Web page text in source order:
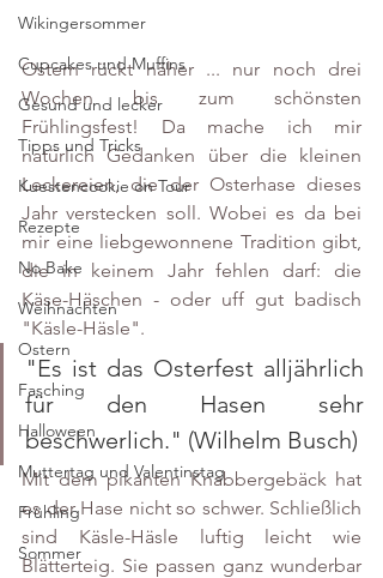
Wikingersommer
Cupcakes und Muffins
Gesund und lecker
Tipps und Tricks
Kuestencookie on Tour
Rezepte
No Bake
Weihnachten
Ostern
Fasching
Halloween
Muttertag und Valentinstag
Frühling
Sommer
Ostern rückt näher ... nur noch drei
Wochen bis zum schönsten
Frühlingsfest! Da mache ich mir
natürlich Gedanken über die kleinen
Leckereien, die der Osterhase dieses
Jahr verstecken soll. Wobei es da bei
mir eine liebgewonnene Tradition gibt,
die in keinem Jahr fehlen darf: die
Käse-Häschen - oder uff gut badisch
"Käsle-Häsle".
"Es ist das Osterfest alljährlich
für den Hasen sehr
beschwerlich." (Wilhelm Busch)
Mit dem pikanten Knabbergebäck hat
es der Hase nicht so schwer. Schließlich
sind Käsle-Häsle luftig leicht wie
Blätterteig. Sie passen ganz wunderbar